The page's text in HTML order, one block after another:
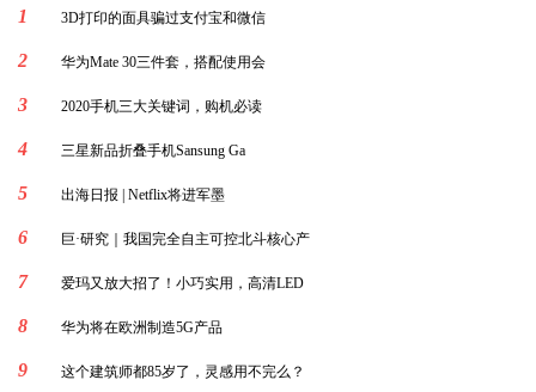
1
3D打印的面具骗过支付宝和微信
2 华为Mate 30三件套，搭配使用会
3 2020手机三大关键词，购机必读
4 三星新品折叠手机Sansung Ga
5 出海日报 | Netflix将进军墨
6 巨·研究｜我国完全自主可控北斗核心产
7 爱玛又放大招了！小巧实用，高清LED
8 华为将在欧洲制造5G产品
9 这个建筑师都85岁了，灵感用不完么？